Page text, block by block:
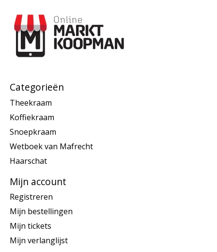
Categorieën
Theekraam
Koffiekraam
Snoepkraam
Wetboek van Mafrecht
Haarschat
Mijn account
Registreren
Mijn bestellingen
Mijn tickets
Mijn verlanglijst